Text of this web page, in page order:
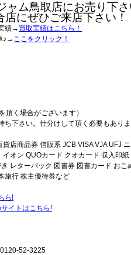
ム鳥取店にお売り下さ
にぜひご来店下さい！
績→ 買取実績はこちら！
♪→ ここをクリック！
く場合がございます）
下さい。仕分けして頂く必要もあり
店商品券 信販系 JCB VISA VJA UFJ
オン QUOカード クオカード 収入印
レターパック 図書券 図書カード おこ
旅行 株主優待券など
ら!
イトはこちら!
52-3225